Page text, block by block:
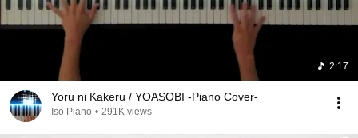
2:17
Yoru ni Kakeru / YOASOBI -Piano Cover-
Iso Piano • 291K views